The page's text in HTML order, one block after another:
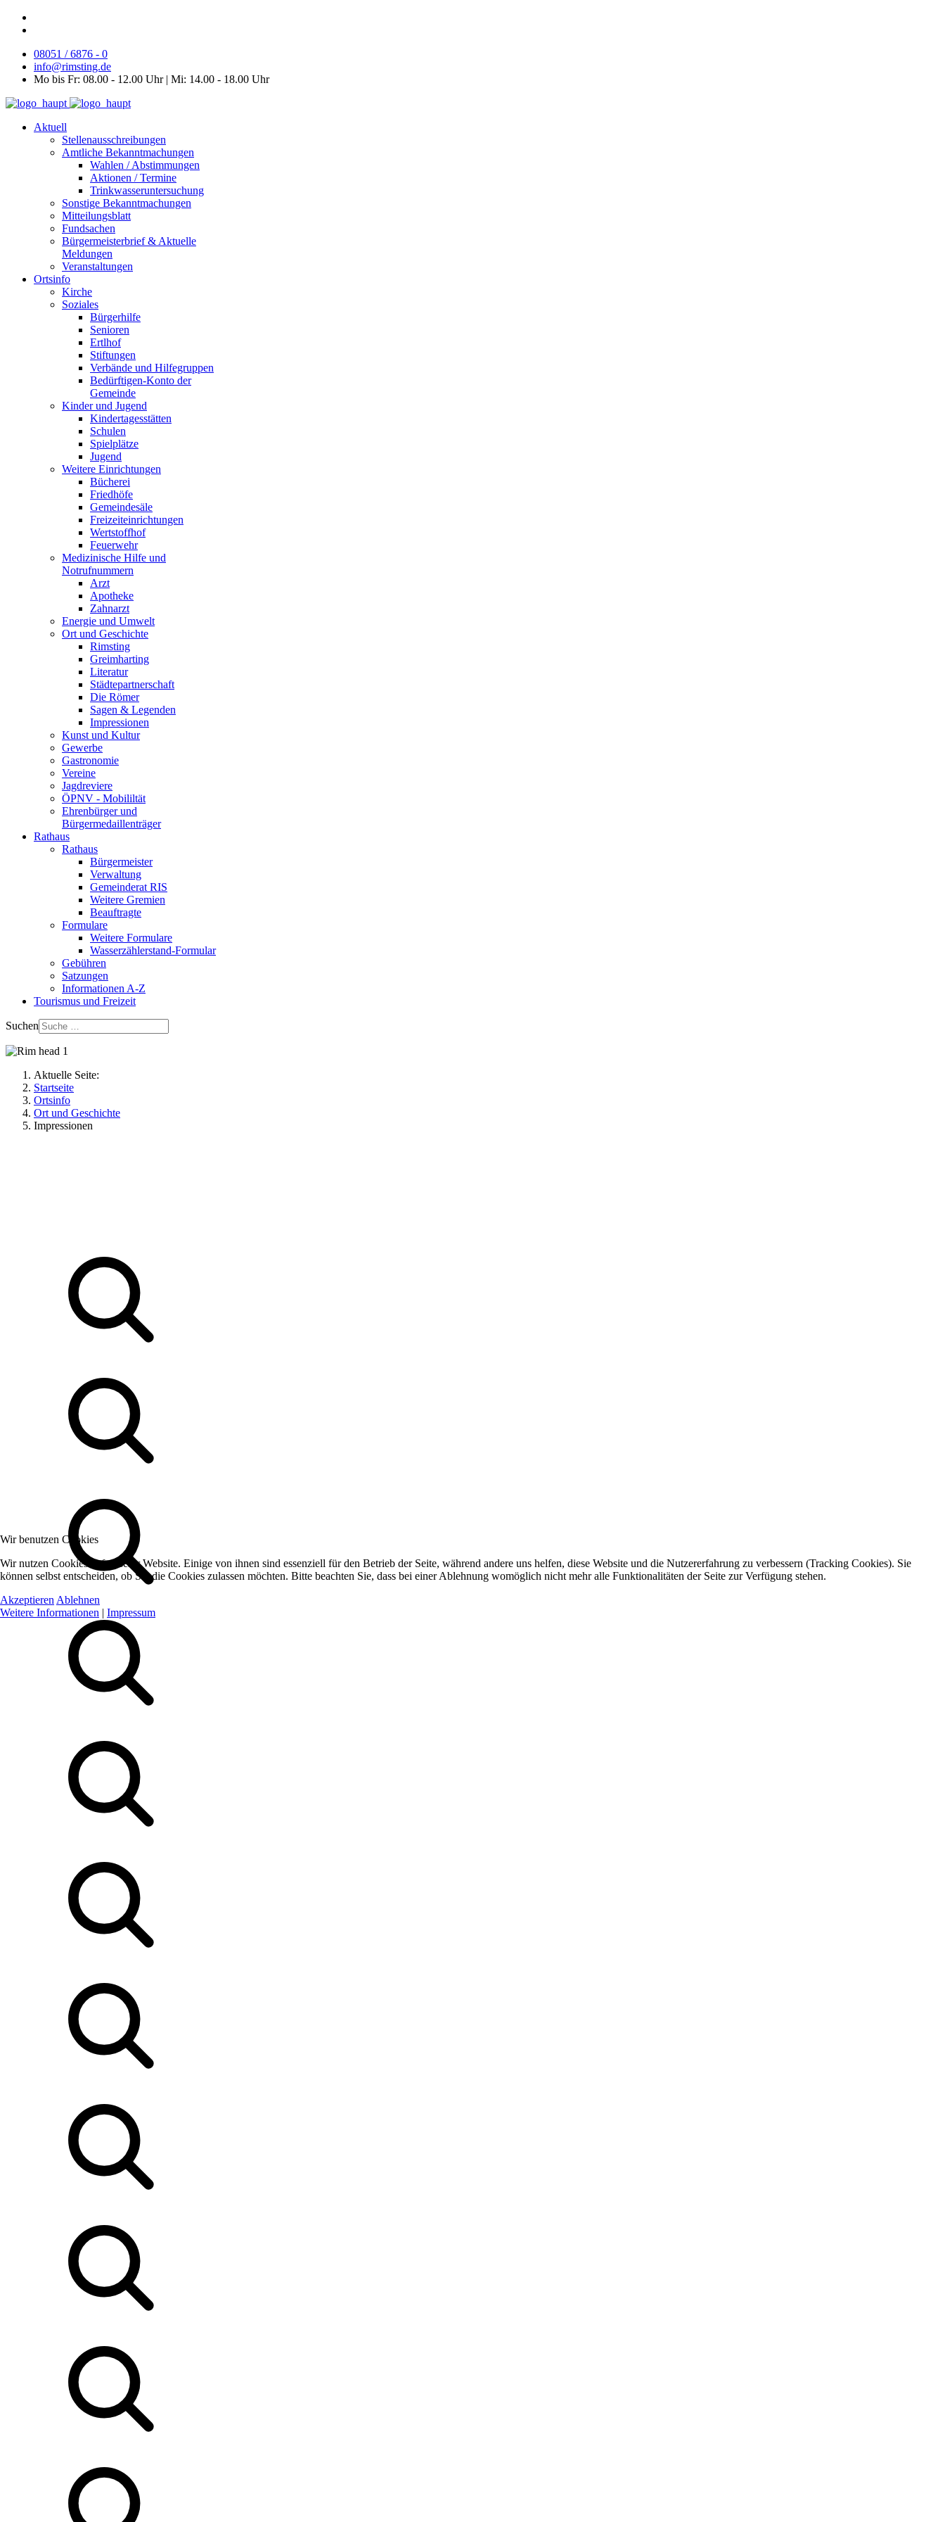
08051 / 6876 - 0
info@rimsting.de
Mo bis Fr: 08.00 - 12.00 Uhr | Mi: 14.00 - 18.00 Uhr
Aktuell
Stellenausschreibungen
Amtliche Bekanntmachungen
Wahlen / Abstimmungen
Aktionen / Termine
Trinkwasseruntersuchung
Sonstige Bekanntmachungen
Mitteilungsblatt
Fundsachen
Bürgermeisterbrief & Aktuelle
Meldungen
Veranstaltungen
Ortsinfo
Kirche
Soziales
Bürgerhilfe
Senioren
Ertlhof
Stiftungen
Verbände und Hilfegruppen
Bedürftigen-Konto der
Gemeinde
Kinder und Jugend
Kindertagesstätten
Schulen
Spielplätze
Jugend
Weitere Einrichtungen
Bücherei
Friedhöfe
Gemeindesäle
Freizeiteinrichtungen
Wertstoffhof
Feuerwehr
Medizinische Hilfe und
Notrufnummern
Arzt
Apotheke
Zahnarzt
Energie und Umwelt
Ort und Geschichte
Rimsting
Greimharting
Literatur
Städtepartnerschaft
Die Römer
Sagen & Legenden
Impressionen
Kunst und Kultur
Gewerbe
Gastronomie
Vereine
Jagdreviere
ÖPNV - Mobililtät
Ehrenbürger und
Bürgermedaillenträger
Rathaus
Rathaus
Bürgermeister
Verwaltung
Gemeinderat RIS
Weitere Gremien
Beauftragte
Formulare
Weitere Formulare
Wasserzählerstand-Formular
Gebühren
Satzungen
Informationen A-Z
Tourismus und Freizeit
Suchen
Aktuelle Seite:
Startseite
Ortsinfo
Ort und Geschichte
Impressionen
Wir benutzen Cookies
Wir nutzen Cookies auf unserer Website. Einige von ihnen sind essenziell für den Betrieb der Seite, während andere uns helfen, diese Website und die Nutzererfahrung zu verbessern (Tracking Cookies). Sie
können selbst entscheiden, ob Sie die Cookies zulassen möchten. Bitte beachten Sie, dass bei einer Ablehnung womöglich nicht mehr alle Funktionalitäten der Seite zur Verfügung stehen.
Akzeptieren Ablehnen
Weitere Informationen | Impressum